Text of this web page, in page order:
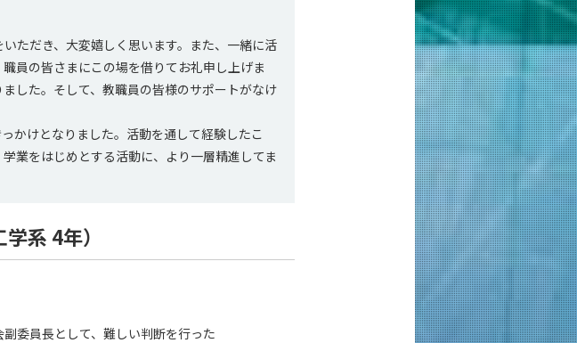
ただき、大変嬉しく思います。また、一緒に活
員の皆さまにこの場を借りてお礼申し上げま
した。そして、教職員の皆様のサポートがなけ
かけとなりました。活動を通して経験したこ
業をはじめとする活動に、より一層精進してま
系 4年）
委員長として、難しい判断を行った